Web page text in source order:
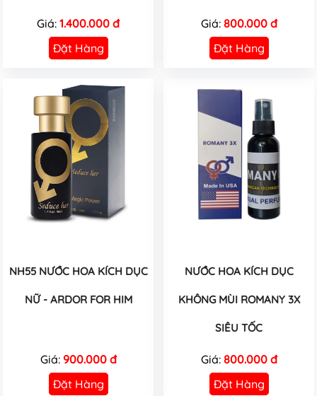
Giá: 1.400.000 đ
Đặt Hàng
Giá: 800.000 đ
Đặt Hàng
NH55 NƯỚC HOA KÍCH DỤC
NỮ - ARDOR FOR HIM
Giá: 900.000 đ
Đặt Hàng
NƯỚC HOA KÍCH DỤC
KHÔNG MÙI ROMANY 3X
SIÊU TỐC
Giá: 800.000 đ
Đặt Hàng